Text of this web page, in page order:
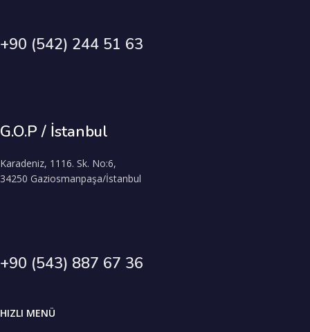
+90 (542) 244 51 63
G.O.P / İstanbul
Karadeniz, 1116. Sk. No:6,
34250 Gaziosmanpaşa/İstanbul
+90 (543) 887 67 36
HIZLI MENÜ